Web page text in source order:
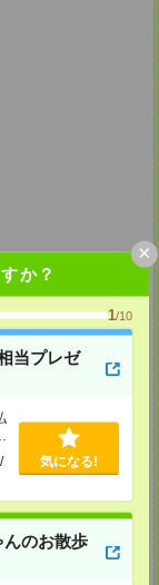
か？
1/10
当プレゼ
気になる!
んのお散歩
×